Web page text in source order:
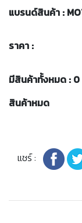
แบรนด์สินค้า :
ราคา :
มีสินค้าทั้งหมด :
สินค้าหมด
แชร์ :